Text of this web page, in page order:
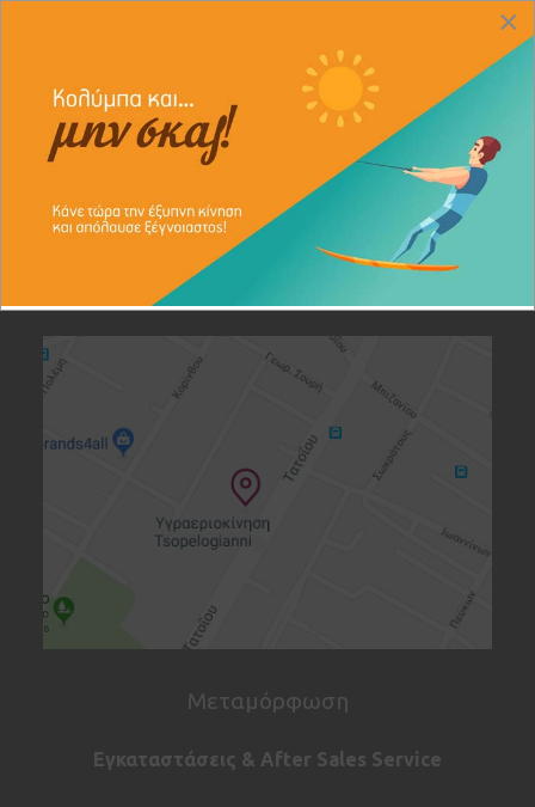
ΣΤΟΙΧΕΙΑ ΚΑΤΑΣΤΗΜΑΤΩΝ
Μεταμόρφωση
Εγκαταστάσεις & After Sales Service
×